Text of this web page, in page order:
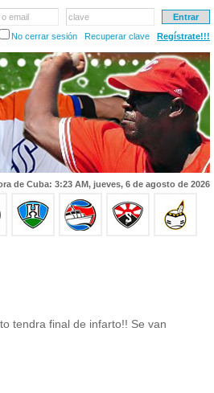
email
clave
No cerrar sesión
Recuperar clave Regístrate!!!
de Cuba: 3:23 AM, jueves, 6 de agosto de 2026
tendra final de infarto!! Se van